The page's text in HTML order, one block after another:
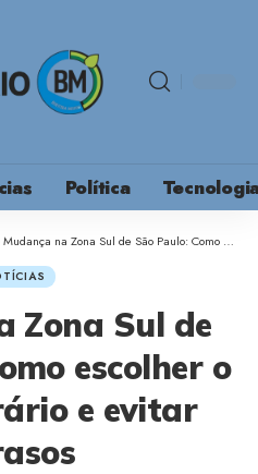
Política
Mudança na Zona Sul de São Paulo: Como escolher o melhor horário e evitar atrasos
Zona Sul de
escolher o
e evitar